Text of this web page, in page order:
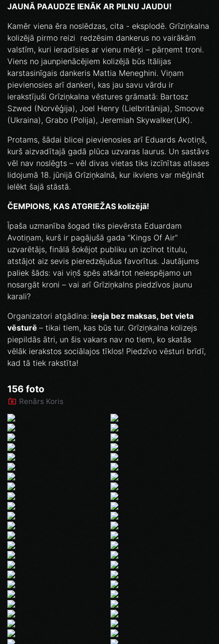
JAUNĀ PAAUDZE IENĀK AR PILNU JAUDU!
Kamēr viena ēra noslēdzas, cita - eksplodē. Grīziņkalna
kolizējā pirmo reizi redzēsim dankerus no vairākām
valstīm, kuri ieradīsies ar vienu mērķi – pārņemt troni.
Viens no jaunpienācējiem kolizējā būs Itālijas
karstasinīgais dankeris Mattia Meneghini. Viņam
pievienosies arī dankeri, kas jau savu vārdu ir
ierakstījuši Grīziņkalna vēstures grāmatā: Bartosz
Szwed (Norvēģija), Joel Henry (Lielbritānija), Smoove
(Ukraina), Grabo (Polija), Jeremiah Skywalker(UK).
Protams, šādai blicei pievienosies arī Eduards Avotiņš,
kurš aizvadītajā gadā plūca uzvaras laurus. Un sastāvs
vēl nav noslēgts – vēl divas vietas tiks izcīnītas atlases
lidojumā 18. jūnijā Grīziņkalnā, kur ikviens var mēģināt
ielēkt šajā stāstā.
ČEMPIONS, KAS ATGRIEŽAS kolizējā!
Īpaša uzmanība šogad tiks pievērsta Eduardam
Avotiņam, kurš ir pagājušā gada “Kings Of Air”
uzvarētājs, finālā šokējot publiku un izcīnot titulu,
atstājot aiz sevis pieredzējušus favorītus. Jautājums
paliek šāds: vai viņš spēs atkārtot neiespējamo un
nosargāt kroni – vai arī Grīziņkalns piedzīvos jaunu
karali?
Organizatori atgādina: ieeja bez maksas, bet vieta
vēsturē – tikai tiem, kas būs tur. Grīziņkalna kolizejs
piepildās ātri, un šis vakars nav no tiem, ko skatās
vēlāk ierakstos sociālajos tīklos! Piedzīvo vēsturi brīdī,
kad tā tiek rakstīta!
156 foto
Renārs Koris